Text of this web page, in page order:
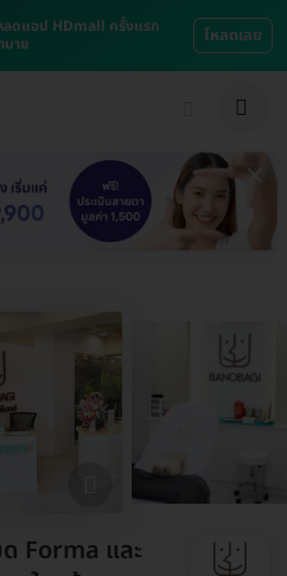
ลดแอป HDmall ครั้งแรก
มาย
โหลดเลย
Forma และ